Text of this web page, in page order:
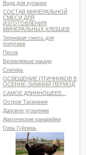
Вода для купания
СОСТАВ МИНЕРАЛЬНОЙ
СМЕСИ ДЛЯ
ИЗГОТОВЛЕНИЯ
МИНЕРАЛЬНЫХ ХЛЕБЦЕВ
Зерновая смесь для
попугаев
Песок
Белоклювые какаду
Снегирь
ОСВЕЩЕНИЕ ПТИЧНИКОВ В
ОСЕННЕ-ЗИМНИЙ ПЕРИОД
САМОЕ ДЛИННОШЕЕЕ...
Остров Тасмания
Даровое угощение
Арктические канарейки
Горы Гуйлинь